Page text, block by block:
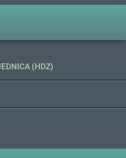
(HDZ)